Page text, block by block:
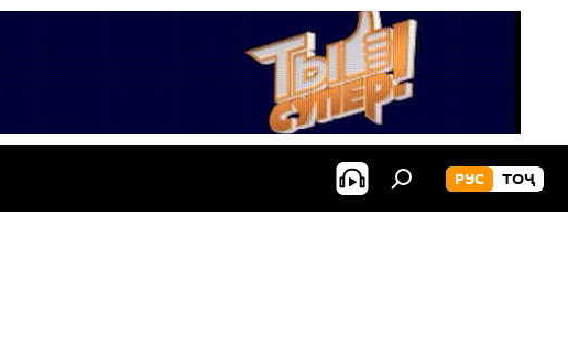
РУС ТОҶ